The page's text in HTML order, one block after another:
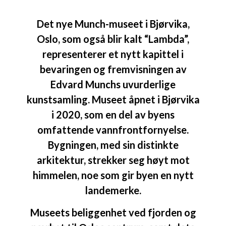
Det nye Munch-museet i Bjørvika,
Oslo, som også blir kalt “Lambda”,
representerer et nytt kapittel i
bevaringen og fremvisningen av
Edvard Munchs uvurderlige
kunstsamling. Museet åpnet i Bjørvika
i 2020, som en del av byens
omfattende vannfrontfornyelse.
Bygningen, med sin distinkte
arkitektur, strekker seg høyt mot
himmelen, noe som gir byen en nytt
landemerke.
Museets beliggenhet ved fjorden og